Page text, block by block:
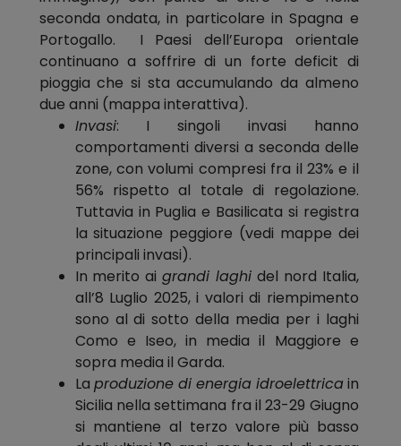
seconda ondata, in particolare in Spagna e
Portogallo. I Paesi dell’Europa orientale
continuano a soffrire di un forte deficit di
pioggia che si sta accumulando da almeno
due anni (mappa interattiva).
Invasi: I singoli invasi hanno
comportamenti diversi a seconda delle
zone, con volumi compresi fra il 23% e il
56% rispetto al totale di regolazione.
Tuttavia in Puglia e Basilicata si registra
la situazione peggiore (vedi mappe dei
principali invasi).
In merito ai grandi laghidel nord Italia,
all’8 Luglio 2025, i valori di riempimento
sono al di sotto della media per i laghi
Como e Iseo, in media il Maggiore e
sopra media il Garda.
La produzione di energia idroelettricain
Sicilia nella settimana fra il 23-29 Giugno
si mantiene al terzo valore più basso